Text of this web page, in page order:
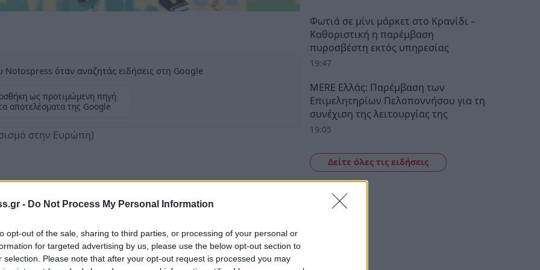
- Do Not Process My Personal Information
opt-out of the sale, sharing to third parties, or processing of your personal or
for targeted advertising by us, please use the below opt-out section to
selection. Please note that after your opt-out request is processed you may
όταν αναζητάς ειδήσεις στη Google
ως προτιμώμενη πηγή
αποτελέσματα της Google
στην Ευρώπη)
διοργανώνεται αυτή την Κυριακή 15
από τις 17:30, το Αntinazi Zone –
Φωτιά σε μίνι μάρκετ στο Κρανίδι –
Καθοριστική η παρέμβαση
πυροσβέστη εκτός υπηρεσίας
19:47
MERE Ελλάς: Παρέμβαση των
Επιμελητηρίων Πελοποννήσου για τη
συνέχιση της λειτουργίας της
19:05
Δείτε όλες τις ειδήσεις